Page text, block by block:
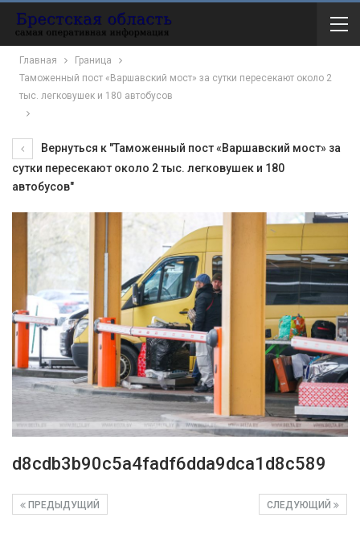
Главная
Граница
Таможенный пост «Варшавский мост» за сутки пересекают около 2
тыс. легковушек и 180 автобусов
Вернуться к "Таможенный пост «Варшавский мост» за
сутки пересекают около 2 тыс. легковушек и 180
автобусов"
d8cdb3b90c5a4fadf6dda9dca1d8c589
СЛЕДУЮЩИЙ
ПРЕДЫДУЩИЙ